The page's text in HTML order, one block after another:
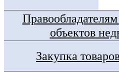
объектов
Закупка